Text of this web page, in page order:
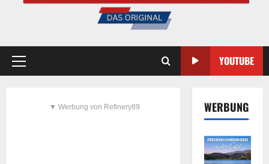
YOUTUBE
▼ Werbung von Refinery89 WERBUNG